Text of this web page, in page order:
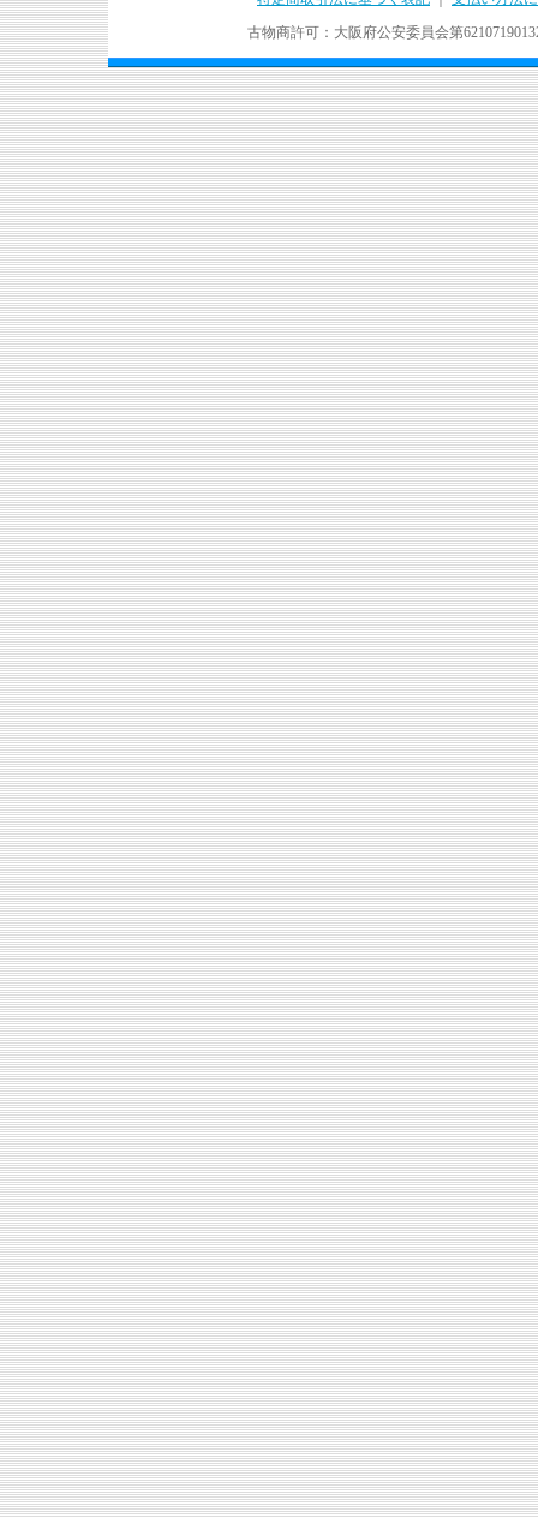
古物商許可：大阪府公安委員会第